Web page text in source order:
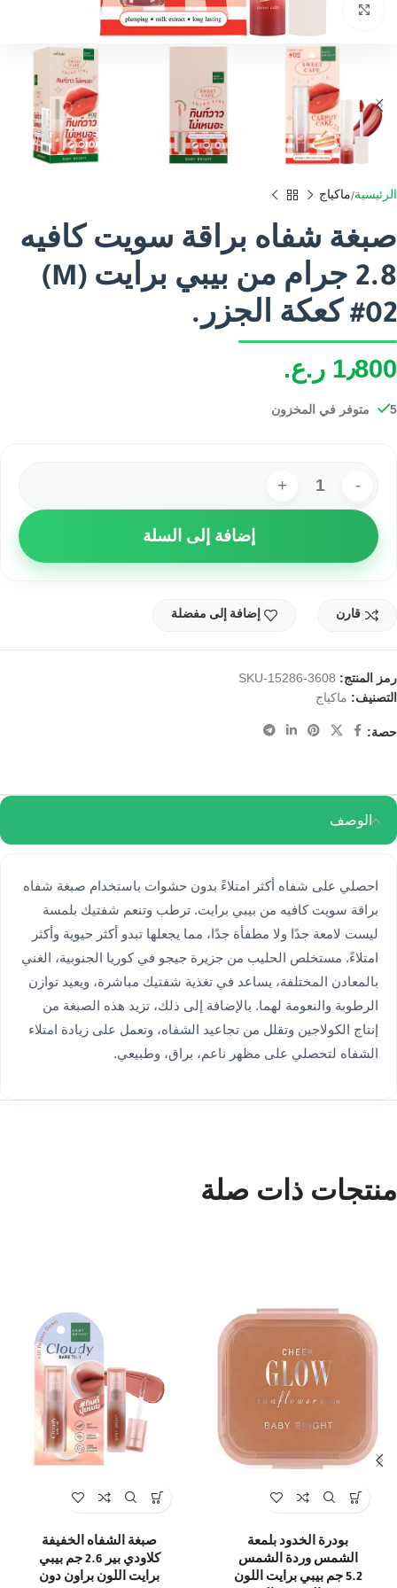
الرئيسية ماكياج
صبغة شفاه براقة سويت كافيه
2.8 جرام من بيبي برايت (M)
#02 كعكة الجزر.
1٫800 ر.ع.
5 متوفر في المخزون
إضافة إلى السلة
قارن إضافة إلى مفضلة
رمز المنتج: SKU-15286-3608
التصنيف: ماكياج
حصة:
الوصف
احصلي على شفاه أكثر امتلاءً بدون حشوات باستخدام صبغة شفاه
براقة سويت كافيه من بيبي برايت. ترطب وتنعم شفتيك بلمسة
ليست لامعة جدًا ولا مطفأة جدًا، مما يجعلها تبدو أكثر حيوية وأكثر
امتلاءً. مستخلص الحليب من جزيرة جيجو في كوريا الجنوبية، الغني
بالمعادن المختلفة، يساعد في تغذية شفتيك مباشرة، ويعيد توازن
الرطوبة والنعومة لهما. بالإضافة إلى ذلك، تزيد هذه الصبغة من
إنتاج الكولاجين وتقلل من تجاعيد الشفاه، وتعمل على زيادة امتلاء
الشفاه لتحصلي على مظهر ناعم، براق، وطبيعي.
منتجات ذات صلة
بودرة الخدود بلمعة
الشمس وردة الشمس
5.2 جم بيبي برايت اللون
صبغة الشفاه الخفيفة
كلاودي بير 2.6 جم بيبي
برايت اللون براون دون